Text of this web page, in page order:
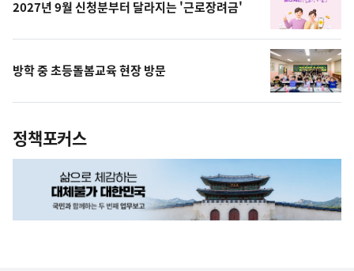
2027년 9월 신청분부터 달라지는 '근로장려금'
방학 중 초등돌봄교육 현장 방문
정책포커스